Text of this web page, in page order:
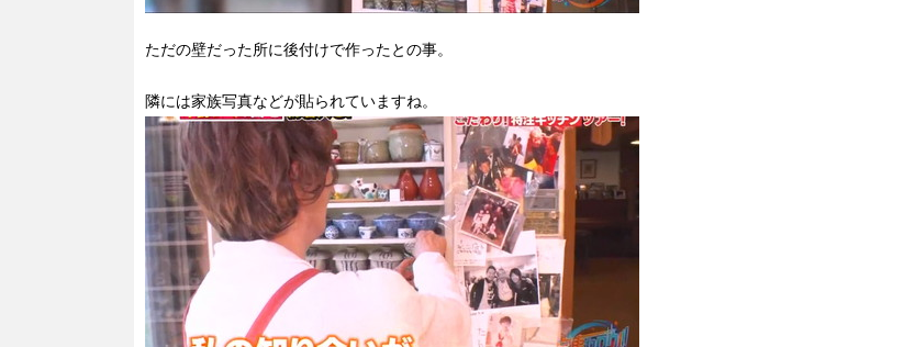
ただの壁だった所に後付けで作ったとの事。
隣には家族写真などが貼られていますね。